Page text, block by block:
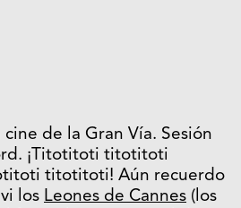
de la Gran Vía. Sesión
¡Titotitoti titotitoti
titotitoti! Aún recuerdo
los Leones de Cannes (los